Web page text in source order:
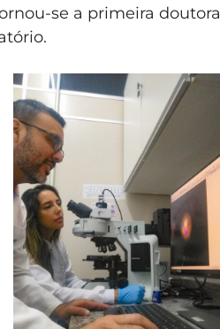
se a primeira doutora